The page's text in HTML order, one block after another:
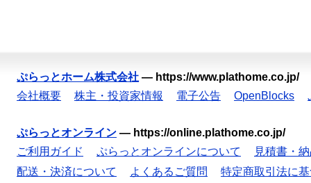
ぷらっとホーム株式会社 — https://www.plathome.co.jp/
会社概要
株主・投資家情報 電子公告 OpenBlocks
ぷらっとオンライン — https://online.plathome.co.jp/
ご利用ガイド
ぷらっとオンラインについて
見積書・
配送・決済について
よくあるご質問
特定商取引法に